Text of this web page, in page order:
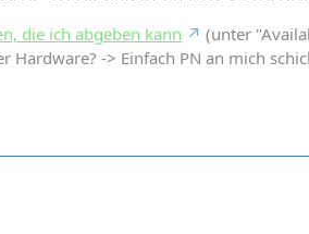
die ich abgeben kann
(unter
Hardware? -> Einfach PN an mich